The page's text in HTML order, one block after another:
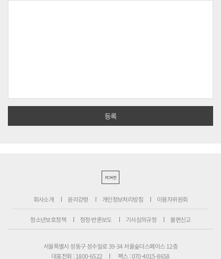
PC버전
회사소개 윤리강령 개인정보처리방침 이용자위원회
청소년보호정책 정정·반론보도 기사심의규정 불편신고
서울특별시 성동구 성수일로 39-34 서울숲더스페이스 12층
대표전화 : 1800-6522
팩스 : 070-4015-8658